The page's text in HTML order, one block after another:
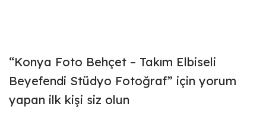
“Konya Foto Behçet – Takım Elbiseli
Beyefendi Stüdyo Fotoğraf” için yorum
yapan ilk kişi siz olun